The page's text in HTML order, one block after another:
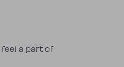
feel a part of